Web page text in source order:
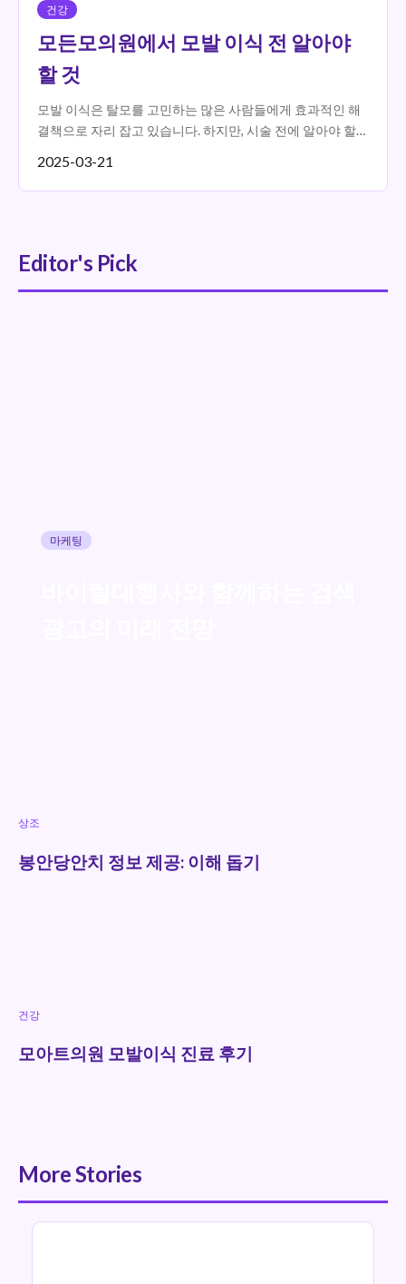
건강
모든모의원에서 모발 이식 전 알아야
할 것
모발 이식은 탈모를 고민하는 많은 사람들에게 효과적인 해
결책으로 자리 잡고 있습니다. 하지만, 시술 전에 알아야 할
이...
2025-03-21
Editor's Pick
마케팅
상조
봉안당안치 정보 제공: 이해 돕기
건강
모아트의원 모발이식 진료 후기
More Stories